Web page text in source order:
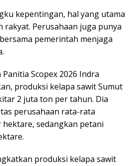
kepentingan, hal yang utama
rakyat. Perusahaan juga punya
pemerintah menjaga
Scopex 2026 Indra
produksi kelapa sawit Sumut
2 juta ton per tahun. Dia
perusahaan rata-rata
hektare, sedangkan petani
produksi kelapa sawit